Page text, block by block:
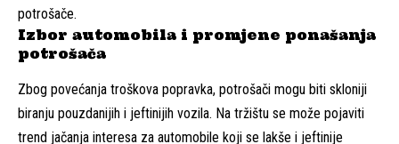
potrošače.
Izbor automobila i promjene ponašanja
potrošača
Zbog povećanja troškova popravka, potrošači mogu biti skloniji
biranju pouzdanijih i jeftinijih vozila. Na tržištu se može pojaviti
trend jačanja interesa za automobile koji se lakše i jeftinije